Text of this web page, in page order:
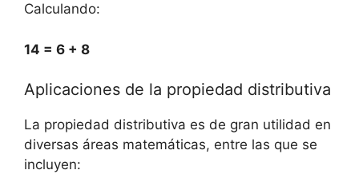
Calculando:
14 ⁢= 6⁢ + 8
Aplicaciones ​de⁤ la propiedad​ distributiva
La propiedad distributiva es de gran utilidad en
diversas áreas matemáticas, entre las que se
incluyen: